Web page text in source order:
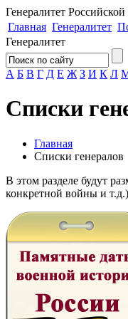
Генералитет
Главная Генералитет
Генералитет
А Б В Г Д Е Ж З И К Л
Списки
Главная
Списки генералов
В этом разделе будут
конкретной войны и